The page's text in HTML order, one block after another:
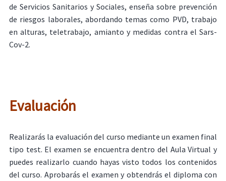
de Servicios Sanitarios y Sociales, enseña sobre prevención
de riesgos laborales, abordando temas como PVD, trabajo
en alturas, teletrabajo, amianto y medidas contra el Sars-
Cov-2.
Evaluación
Realizarás la evaluación del curso mediante un examen final
tipo test. El examen se encuentra dentro del Aula Virtual y
puedes realizarlo cuando hayas visto todos los contenidos
del curso. Aprobarás el examen y obtendrás el diploma con